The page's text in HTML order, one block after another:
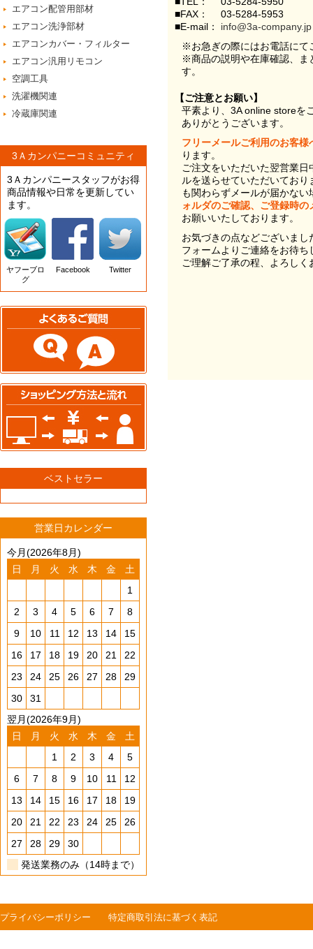
エアコン配管用部材
エアコン洗浄部材
エアコンカバー・フィルター
エアコン汎用リモコン
空調工具
洗濯機関連
冷蔵庫関連
3Ａカンパニーコミュニティ
3Ａカンパニースタッフがお得
商品情報や日常を更新してい
ます。
ヤフーブロ
グ
Facebook Twitter
ベストセラー
営業日カレンダー
今月(2026年8月)
日
月 火 水 木 金
土
1
2
3 4 5 6 7
8
9
10 11 12 13 14
15
16
17 18 19 20 21
22
23
24 25 26 27 28
29
30
31
翌月(2026年9月)
日
月 火 水 木 金
土
1
2 3 4
5
6
7 8 9 10 11
12
13
14 15 16 17 18
19
20
21 22 23 24 25
26
27
28 29
30
発送業務のみ（14時まで）
■FAX：
03-5284-5953
■E-mail：
info@3a-company.jp
※お急ぎの際にはお電話にて
※商品の説明や在庫確認、ま
す。
【ご注意とお願い】
平素より、3A online storeを
ありがとうございます。
フリーメールご利用のお客様
ります。
ご注文をいただいた翌営業
ルを送らせていただいてお
も関わらずメールが届かない
ォルダのご確認、ご登録時
お願いいたしております。
お気づきの点などございま
フォームよりご連絡をお待ち
ご理解ご了承の程、よろし
プライバシーポリシー 特定商取引法に基づく表記